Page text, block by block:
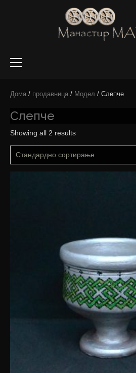
Matka
Дома / продавница / Модел / Слепче
Слепче
Showing all 2 results